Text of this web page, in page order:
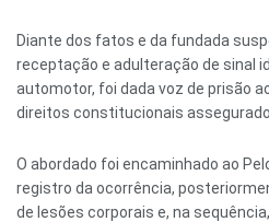
Diante dos fatos e da fundada
receptação e adulteração de sinal
automotor, foi dada voz de prisão
direitos constitucionais
O abordado foi encaminhado ao
registro da ocorrência,
de lesões corporais e, na